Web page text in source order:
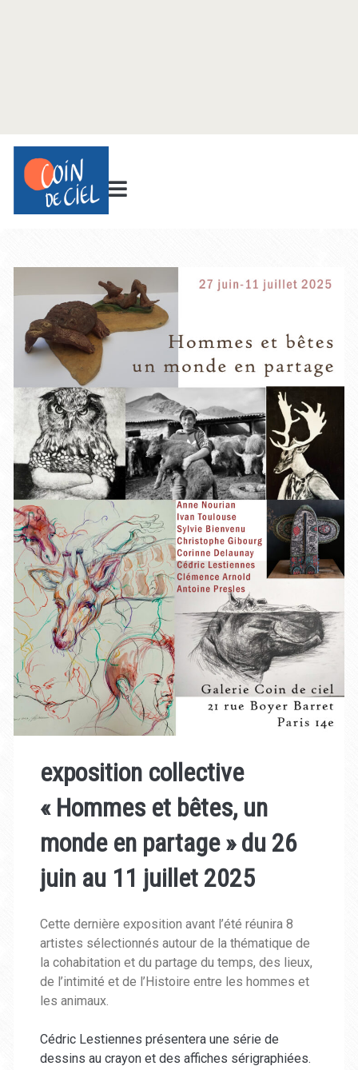
exposition collective
« Hommes et bêtes, un
monde en partage » du 26
juin au 11 juillet 2025
Cette dernière exposition avant l’été réunira 8
artistes sélectionnés autour de la thématique de
la cohabitation et du partage du temps, des lieux,
de l’intimité et de l’Histoire entre les hommes et
les animaux.
Cédric Lestiennes présentera une série de
dessins au crayon et des affiches sérigraphiées.